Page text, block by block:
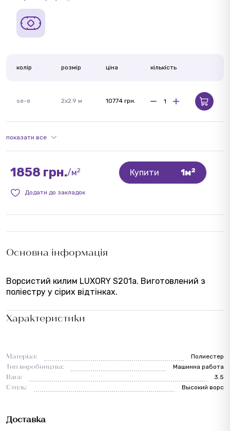
Основна інформація
Ворсистий килим LUXORY S201a. Виготовлений з
поліестру у сірих відтінках.
Характеристики
Матеріал:
Полиестер
Тип виробництва:
Машинна работа
Вага:
3.5
Стиль:
Высокий ворс
Доставка
колір розмір ціна кількість
se-e 2x2.9 м 10774 грн.
показати все
1858 грн./м2 Купити 1м2
Додати до закладок